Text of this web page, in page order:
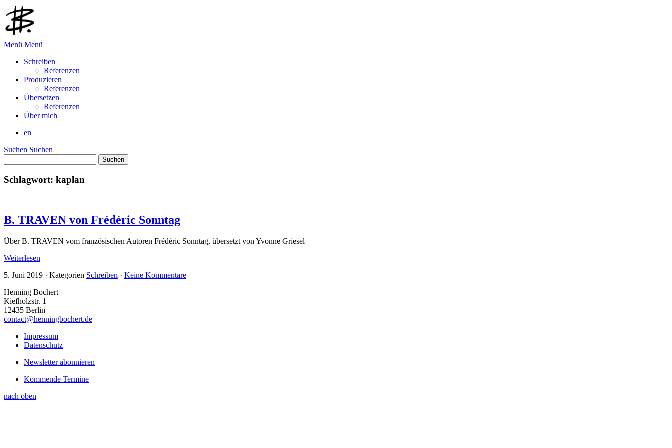
Menü Menü
Schreiben
Referenzen
Produzieren
Referenzen
Übersetzen
Referenzen
Über mich
en
Suchen Suchen
nach:
Schlagwort: kaplan
B. TRAVEN von Frédéric Sonntag
Über B. TRAVEN vom französischen Autoren Frédéric Sonntag, übersetzt von Yvonne Griesel
Weiterlesen
5. Juni 2019 · Kategorien Schreiben · Keine Kommentare
Henning Bochert
Kiefholzstr. 1
12435 Berlin
contact@henningbochert.de
Impressum
Datenschutz
Newsletter abonnieren
Kommende Termine
nach oben